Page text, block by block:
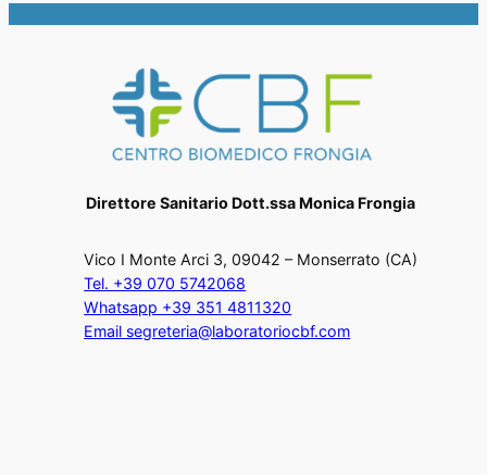
Direttore Sanitario Dott.ssa Monica Frongia
Vico I Monte Arci 3, 09042 – Monserrato (CA)
Tel. +39 070 5742068
Whatsapp +39 351 4811320
Email segreteria@laboratoriocbf.com